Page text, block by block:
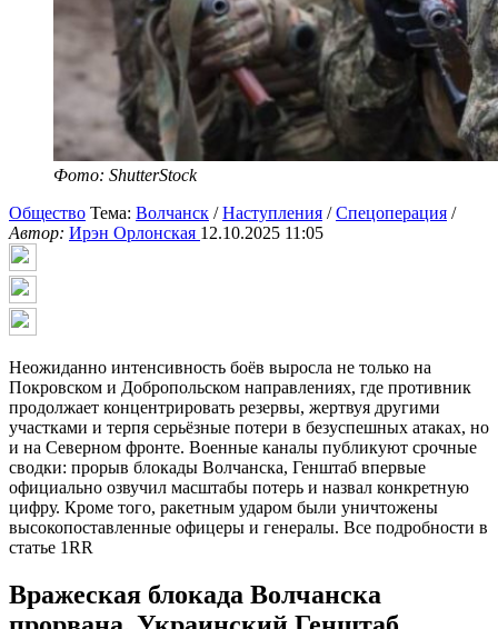
Фото: ShutterStock
Общество Тема: Волчанск /Наступления /Спецоперация /
Автор: Ирэн Орлонская 12.10.2025 11:05
Неожиданно интенсивность боёв выросла не только на
Покровском и Добропольском направлениях, где противник
продолжает концентрировать резервы, жертвуя другими
участками и терпя серьёзные потери в безуспешных атаках, но
и на Северном фронте. Военные каналы публикуют срочные
сводки: прорыв блокады Волчанска, Генштаб впервые
официально озвучил масштабы потерь и назвал конкретную
цифру. Кроме того, ракетным ударом были уничтожены
высокопоставленные офицеры и генералы. Все подробности в
статье 1RR
Вражеская блокада Волчанска